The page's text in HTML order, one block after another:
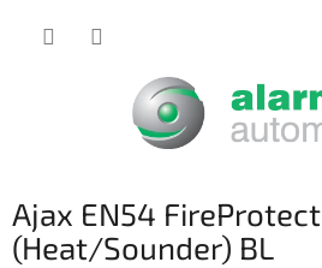
Ajax EN54 FireProtect
(Heat/Sounder) BL